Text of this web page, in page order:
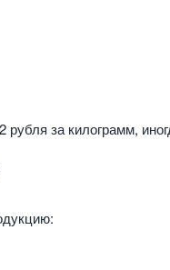
за килограмм,